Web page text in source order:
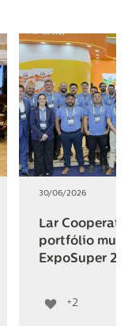
30/06/2026
Lar
portfólio
ExpoSuper
+2